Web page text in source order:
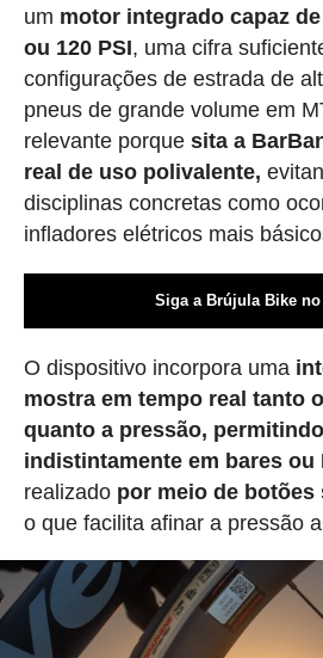
um motor integrado capaz
ou 120 PSI, uma cifra
configurações de estrada de
pneus de grande volume em
relevante porque sita a
real de uso polivalente,
disciplinas concretas como
infladores elétricos mais
Siga a Brújula Bike
O dispositivo incorpora uma
mostra em tempo real tanto
quanto a pressão,
indistintamente em bares ou
realizado por meio de botões
o que facilita afinar a pressão